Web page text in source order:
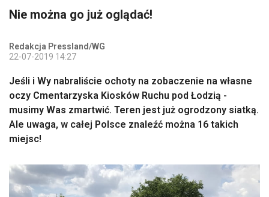
Nie można go już oglądać!
Redakcja Pressland/WG
22-07-2019 14:27
Jeśli i Wy nabraliście ochoty na zobaczenie na własne
oczy Cmentarzyska Kiosków Ruchu pod Łodzią -
musimy Was zmartwić. Teren jest już ogrodzony siatką.
Ale uwaga, w całej Polsce znaleźć można 16 takich
miejsc!